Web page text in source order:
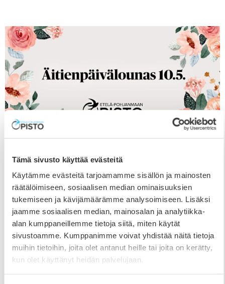
Tämä sivusto käyttää evästeitä
Käytämme evästeitä tarjoamamme sisällön ja mainosten
räätälöimiseen, sosiaalisen median ominaisuuksien
tukemiseen ja kävijämäärämme analysoimiseen. Lisäksi
jaamme sosiaalisen median, mainosalan ja analytiikka-
alan kumppaneillemme tietoja siitä, miten käytät
sivustoamme. Kumppanimme voivat yhdistää näitä tietoja
muihin tietoihin, joita olet antanut heille tai joita on kerätty,
kun olet käyttänyt heidän palvelujaan.
Katajanmarjassa 10.5.
Ravintola Katajanmarjassa Etelä-Pohjanmaan Opiston
Ilmajoen kampuksella (Opistontie 111) katetaan
jälleen maittava äitienpäivälounas sunnuntaina 10.5.
klo 11-13. Tarjolla on runsas salaattipöytä, lämmin
ruoka, juomat ja leivät sekä jälkiruoka ja kahvi. Alta
näet koko menun tarkemmin. Menun hinnat: 30 €/hlö